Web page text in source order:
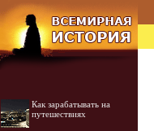
Как зарабатывать на
путешествиях